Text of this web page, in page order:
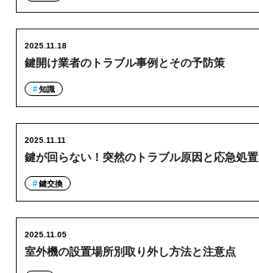
鍵開け業者のトラブル事例とその予防策
2025.11.18
知識
鍵が回らない！突然のトラブル原因と応急処置
2025.11.11
鍵交換
室外機の設置場所別取り外し方法と注意点
2025.11.05